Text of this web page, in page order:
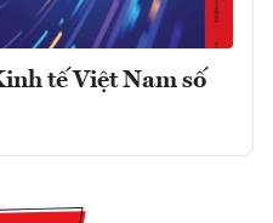
tế Việt Nam số